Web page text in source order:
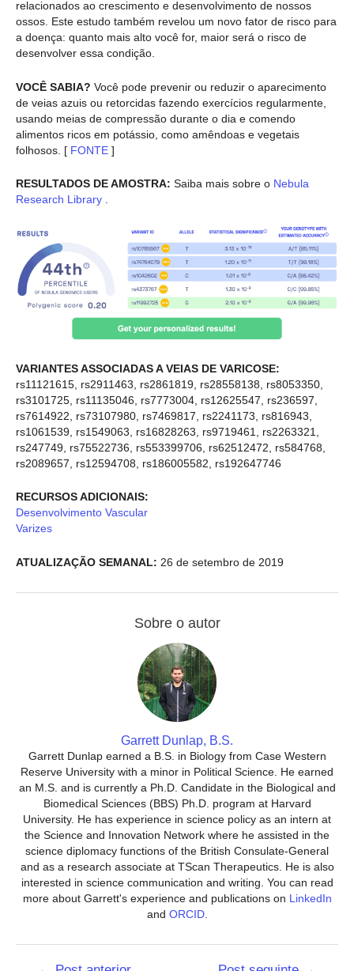
relacionados ao crescimento e desenvolvimento de nossos
ossos. Este estudo também revelou um novo fator de risco para
a doença: quanto mais alto você for, maior será o risco de
desenvolver essa condição.
VOCÊ SABIA? Você pode prevenir ou reduzir o aparecimento
de veias azuis ou retorcidas fazendo exercícios regularmente,
usando meias de compressão durante o dia e comendo
alimentos ricos em potássio, como amêndoas e vegetais
folhosos. [ FONTE ]
RESULTADOS DE AMOSTRA: Saiba mais sobre o Nebula
Research Library
VARIANTES ASSOCIADAS A VEIAS DE VARICOSE:
rs11121615, rs2911463, rs2861819, rs28558138, rs8053350,
rs3101725, rs11135046, rs7773004, rs12625547, rs236597,
rs7614922, rs73107980, rs7469817, rs2241173, rs816943,
rs1061539, rs1549063, rs16828263, rs9719461, rs2263321,
rs247749, rs75522736, rs553399706, rs62512472, rs584768,
rs2089657, rs12594708, rs186005582, rs192647746
RECURSOS ADICIONAIS:
Desenvolvimento Vascular
Varizes
ATUALIZAÇÃO SEMANAL: 26 de setembro de 2019
Sobre o autor
Garrett Dunlap, B.S.
Garrett Dunlap earned a B.S. in Biology from Case Western
Reserve University with a minor in Political Science. He earned
an M.S. and is currently a Ph.D. Candidate in the Biological and
Biomedical Sciences (BBS) Ph.D. program at Harvard
University. He has experience in science policy as an intern at
the Science and Innovation Network where he assisted in the
science diplomacy functions of the British Consulate-General
and as a research associate at TScan Therapeutics. He is also
interested in science communication and writing. You can read
more about Garrett's experience and publications on LinkedIn
and ORCID.